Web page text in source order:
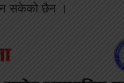
सकेको छैन ।